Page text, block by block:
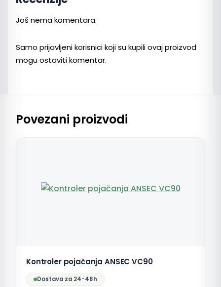
Još nema komentara.
Samo prijavljeni korisnici koji su kupili ovaj proizvod
mogu ostaviti komentar.
Povezani proizvodi
Kontroler pojačanja ANSEC VC90
Dostava za 24-48h